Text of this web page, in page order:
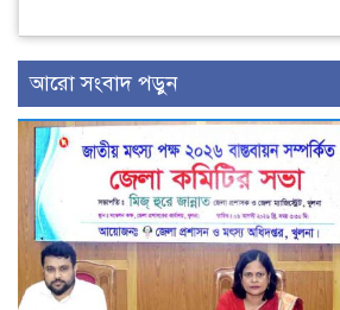
আরো সংবাদ পড়ুন